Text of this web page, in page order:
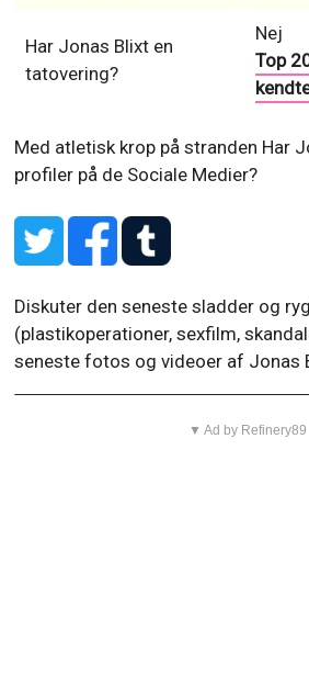
Har Jonas Blixt en
tatovering?
Nej
Top
Med atletisk krop på stranden Har
profiler på de Sociale Medier?
Diskuter den seneste sladder og
(plastikoperationer, sexfilm,
seneste fotos og videoer af Jonas
▼ Ad by Refinery89